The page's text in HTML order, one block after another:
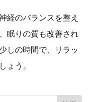
経のバランスを整え
眠りの質も改善され
しの時間で、リラッ
ょう。